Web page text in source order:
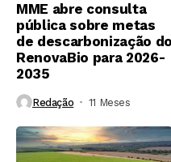
MME abre consulta
pública sobre metas
de descarbonização do
RenovaBio para 2026-
2035
Redação 11 Meses ⁮